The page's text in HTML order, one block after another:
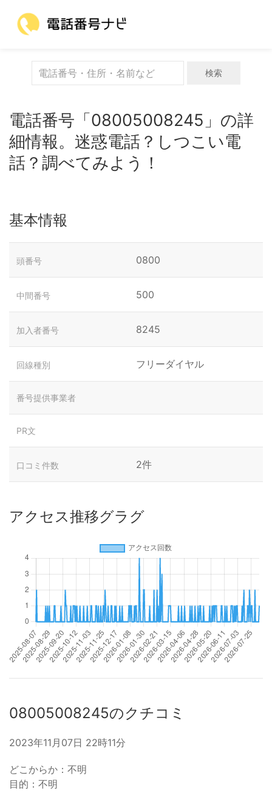
検索
電話番号「08005008245」の詳
細情報。迷惑電話？しつこい電
話？調べてみよう！
基本情報
頭番号 0800
中間番号 500
加入者番号 8245
回線種別 フリーダイヤル
番号提供事業者
PR文
口コミ件数 2件
アクセス推移グラグ
08005008245のクチコミ
2023年11月07日 22時11分
どこからか：不明
目的：不明